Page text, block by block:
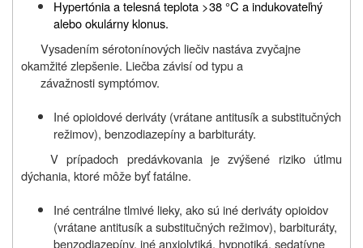
Hypertónia a telesná teplota >38 °C a indukovateľný
alebo okulárny klonus.
Vysadením sérotonínových liečiv nastáva zvyčajne
okamžité zlepšenie. Liečba závisí od typu a
závažnosti symptómov.
Iné opioidové deriváty (vrátane antitusík a substitučných
režimov), benzodiazepíny a barbituráty.
V prípadoch predávkovania je zvýšené riziko útlmu
dýchania, ktoré môže byť fatálne.
Iné centrálne tlmivé lieky, ako sú iné deriváty opioidov
(vrátane antitusík a substitučných režimov), barbituráty,
benzodiazepíny, iné anxiolytiká, hypnotiká, sedatívne